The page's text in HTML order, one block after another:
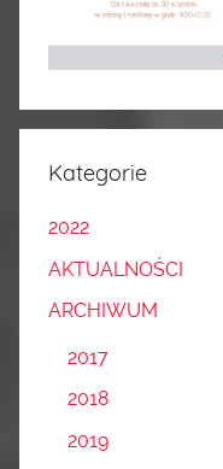
Kategorie
2022
AKTUALNOŚCI
ARCHIWUM
2017
2018
2019